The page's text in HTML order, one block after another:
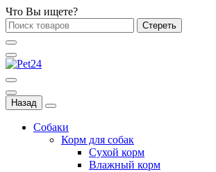
Что Вы ищете?
Стереть
Назад
Собаки
Корм для собак
Сухой корм
Влажный корм